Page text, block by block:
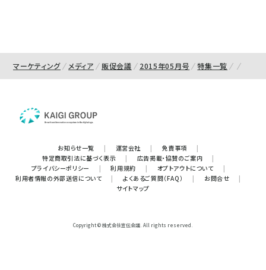
マーケティング メディア 販促会議 2015年05月号 特集一覧
お知らせ一覧 | 運営会社 | 免責事項
|
特定商取引法に基づく表示
| 広告掲載・協賛のご案内
|
プライバシーポリシー
| 利用規約 | オプトアウトについて
|
利用者情報の外部送信について
| よくあるご質問（FAQ） | お問合せ
|
サイトマップ
Copyright © 株式会社宣伝会議. All rights reserved.